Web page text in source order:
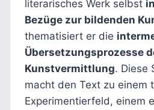
literarisches Werk selbst
Bezüge zur bildenden
thematisiert er die
Übersetzungsprozesse
Kunstvermittlung. Diese
macht den Text zu einem
Experimentierfeld, einem